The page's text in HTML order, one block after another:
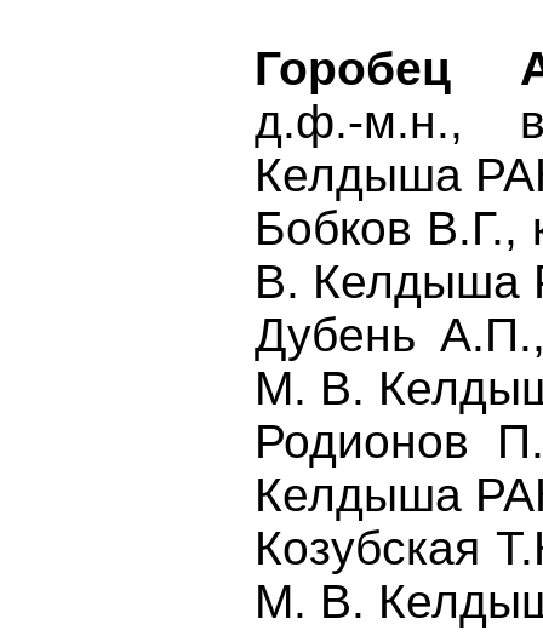
Горобец
д.ф.-
Келдыша
Бобков
В. Келдыша
Дубень
М. В.
Родионов
Келдыша
Козубская
М. В.